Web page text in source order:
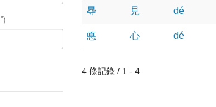
䙷 見 dé
悳 心 dé
4 條記錄 / 1 - 4